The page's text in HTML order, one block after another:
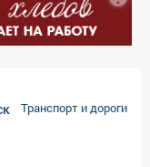
взрослые.
заметен, как
и перекрестков.
движения, что
дорогу
участникам
Транспорт и дороги